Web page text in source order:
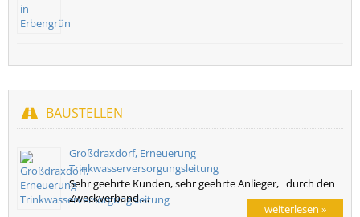
BAUSTELLEN
Großdraxdorf, Erneuerung
Trinkwasserversorgungsleitung
Sehr geehrte Kunden, sehr geehrte Anlieger, durch den
Zweckverband …
weiterlesen »